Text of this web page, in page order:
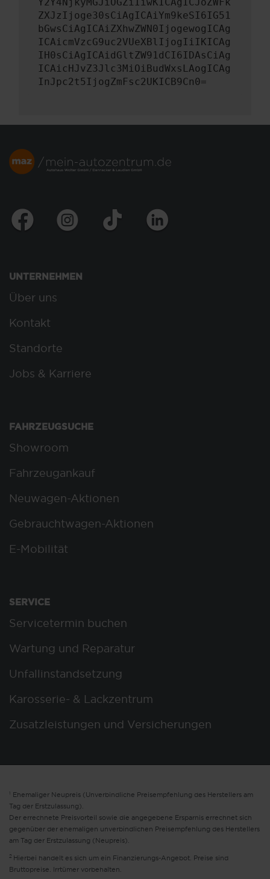
ZXJzIjoge30sCiAgICAiYm9keSI6IG51
bGwsCiAgICAiZXhwZWN0IjogewogICAg
ICAicmVzcG9uc2VUeXBlIjogIiIKICAg
IH0sCiAgICAidGltZW91dCI6IDAsCiAg
ICAicHJvZ3Jlc3MiOiBudWxsLAogICAg
InJpc2t5IjogZmFsc2UKICB9Cn0=
UNTERNEHMEN
Über uns
Kontakt
Standorte
Jobs & Karriere
FAHRZEUGSUCHE
Showroom
Fahrzeugankauf
Neuwagen-Aktionen
Gebrauchtwagen-Aktionen
E-Mobilität
SERVICE
Servicetermin buchen
Wartung und Reparatur
Unfallinstandsetzung
Karosserie- & Lackzentrum
Zusatzleistungen und Versicherungen
1 Ehemaliger Neupreis (Unverbindliche Preisempfehlung des Herstellers am
Tag der Erstzulassung).
Der errechnete Preisvorteil sowie die angegebene Ersparnis errechnet sich
gegenüber der ehemaligen unverbindlichen Preisempfehlung des Herstellers
am Tag der Erstzulassung (Neupreis).
2 Hierbei handelt es sich um ein Finanzierungs-Angebot. Preise sind
Bruttopreise. Irrtümer vorbehalten.